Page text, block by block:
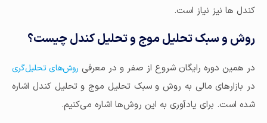
کندل ها نیز نیاز است.
روش و سبک تحلیل موج و تحلیل کندل چیست؟
در همین دوره رایگان شروع از صفر و در معرفی روش‌های تحلیل‌گری
در بازارهای مالی به روش و سبک تحلیل موج و تحلیل کندل اشاره
شده است. برای یادآوری به این روش‌ها اشاره می‌کنیم.